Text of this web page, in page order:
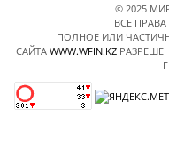
© 2025
ВСЕ
ПОЛНОЕ ИЛИ
САЙТА WWW.WFIN.KZ